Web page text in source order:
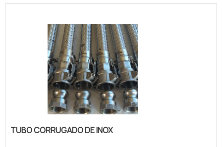
resistência a altas temperaturas, corrosão
TUBO CORRUGADO DE INOX